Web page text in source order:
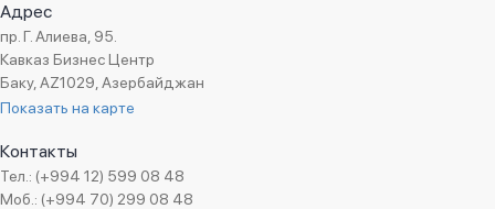
Адрес
пр. Г. Алиева, 95.
Кавказ Бизнес Центр
Баку, AZ1029, Азербайджан
Показать на карте
Контакты
Тел.: (+994 12) 599 08 48
Моб.: (+994 70) 299 08 48